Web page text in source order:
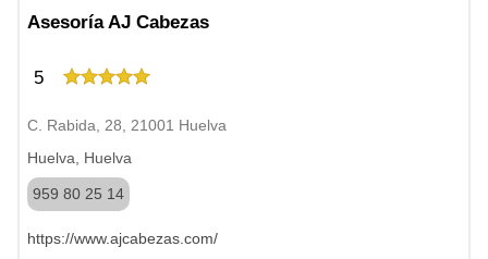
Asesoría AJ Cabezas
5
C. Rabida, 28, 21001 Huelva
Huelva, Huelva
959 80 25 14
https://www.ajcabezas.com/